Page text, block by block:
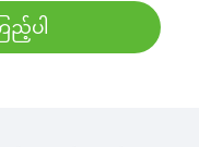
ည့်ပါ